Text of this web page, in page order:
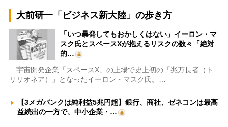
大前研一「ビジネス新大陸」の歩き方
「いつ暴発してもおかしくはない」イーロン・マ
スク氏とスペースXが抱えるリスクの数々「絶対
的…
宇宙開発企業「スペースX」の上場で史上初の「兆万長者（ト
リリオネア）」となったイーロン・マスク氏。…
【3メガバンクは純利益5兆円超】銀行、商社、ゼネコンは最高
益続出の一方で、中小企業・…